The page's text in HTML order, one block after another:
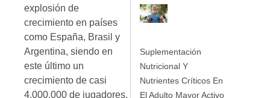
explosión de
crecimiento en países
como España, Brasil y
Argentina, siendo en
este último un
crecimiento de casi
4.000.000 de jugadores.
Suplementación
Nutricional Y
Nutrientes Críticos En
El Adulto Mayor Activo